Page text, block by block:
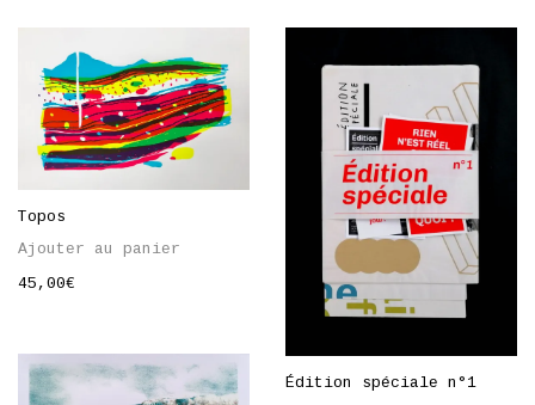
Topos
Ajouter au panier
45,00€
Édition spéciale n°1